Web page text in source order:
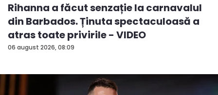
06 august 2026, 08:09
Rihanna a făcut senzație la carnavalul
din Barbados. Ținuta spectaculoasă a
atras toate privirile - VIDEO